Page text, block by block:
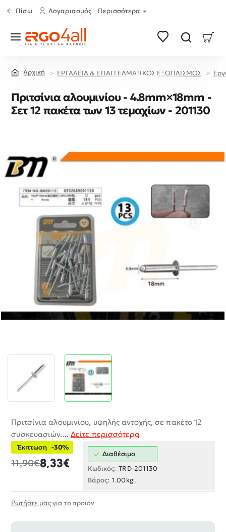
Πίσω Λογαριασμός Περισσότερα
ΕΡΓΑΛΕΙΑ & ΕΠΑΓΓΕΛΜΑΤΙΚΟΣ ΕΞΟΠΛΙΣΜΟΣ
Πριτσίνια αλουμινίου - 4.8mm×18mm -
Σετ 12 πακέτα των 13 τεμαχίων - 201130
Πριτσίνια αλουμινίου, υψηλής αντοχής, σε πακέτο 12
συσκευασιών.... Δείτε περισσότερα
Έκπτωση -30%
8,33€
11,90€
Διαθέσιμο
Κωδικός: TRD-201130
Βάρος: 1.00kg
Ρωτήστε μας για το προϊόν